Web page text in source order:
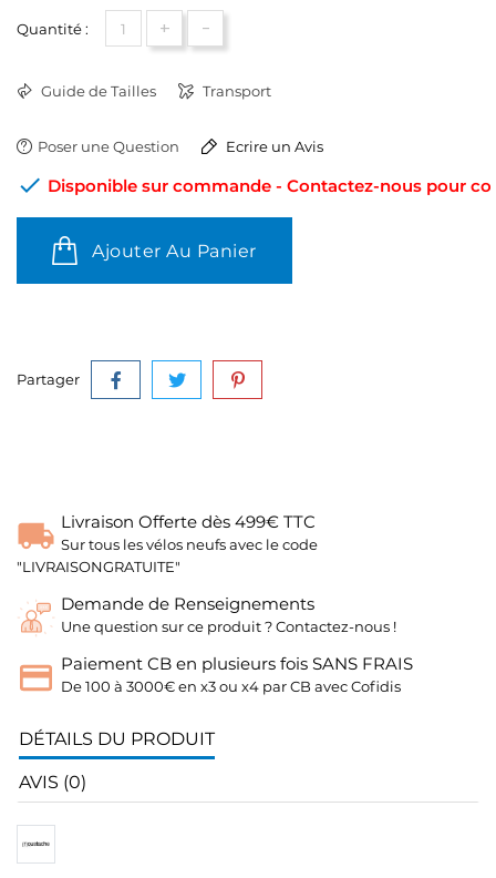
Quantité : + -
Guide de Tailles Transport
Poser une Question Ecrire un Avis
 Disponible sur commande - Contactez-nous pour
Ajouter Au Panier
Partager
Livraison Offerte dès 499€ TTC
Sur tous les vélos neufs avec le code
"LIVRAISONGRATUITE"
Demande de Renseignements
Une question sur ce produit ? Contactez-nous !
Paiement CB en plusieurs fois SANS FRAIS
De 100 à 3000€ en x3 ou x4 par CB avec Cofidis
DÉTAILS DU PRODUIT
AVIS (0)